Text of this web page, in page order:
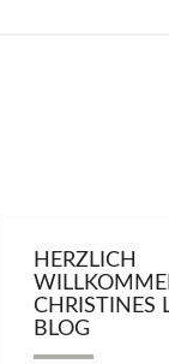
HERZLICH
CHRISTINES
BLOG